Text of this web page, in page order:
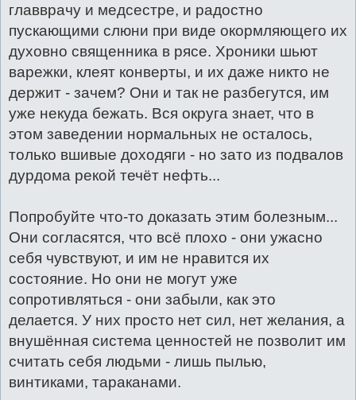
главврачу и медсестре, и радостно
пускающими слюни при виде окормляющего их
духовно священника в рясе. Хроники шьют
варежки, клеят конверты, и их даже никто не
держит - зачем? Они и так не разбегутся, им
уже некуда бежать. Вся округа знает, что в
этом заведении нормальных не осталось,
только вшивые доходяги - но зато из подвалов
дурдома рекой течёт нефть...
Попробуйте что-то доказать этим болезным...
Они согласятся, что всё плохо - они ужасно
себя чувствуют, и им не нравится их
состояние. Но они не могут уже
сопротивляться - они забыли, как это
делается. У них просто нет сил, нет желания, а
внушённая система ценностей не позволит им
считать себя людьми - лишь пылью,
винтиками, тараканами.